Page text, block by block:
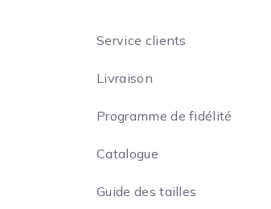
Service clients
Livraison
Programme de fidélité
Catalogue
Guide des tailles